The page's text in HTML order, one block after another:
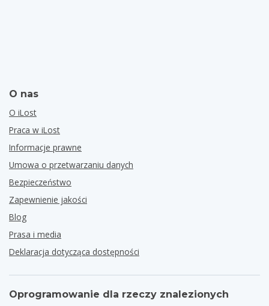
O nas
O iLost
Praca w iLost
Informacje prawne
Umowa o przetwarzaniu danych
Bezpieczeństwo
Zapewnienie jakości
Blog
Prasa i media
Deklaracja dotycząca dostępności
Oprogramowanie dla rzeczy znalezionych